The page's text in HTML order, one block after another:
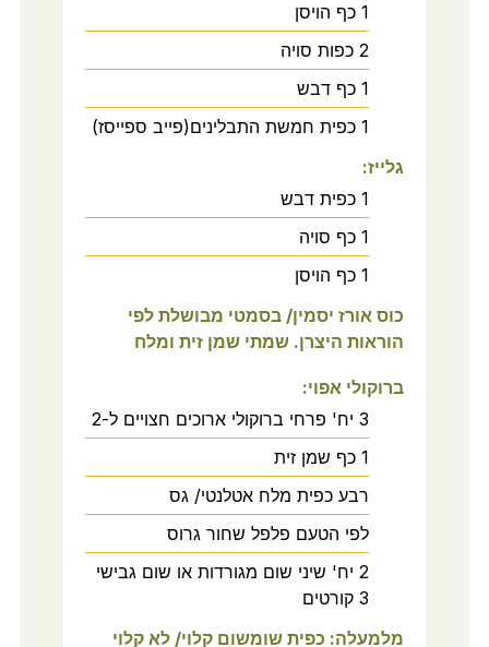
1 כף הויסן
2 כפות סויה
1 כף דבש
1 כפית חמשת התבלינים(פייב ספייסז)
גלייז:
1 כפית דבש
1 כף סויה
1 כף הויסן
כוס אורז יסמין/ בסמטי מבושלת לפי
הוראות היצרן. שמתי שמן זית ומלח
ברוקולי אפוי:
3 יח' פרחי ברוקולי ארוכים חצויים ל-2
1 כף שמן זית
רבע כפית מלח אטלנטי/ גס
לפי הטעם פלפל שחור גרוס
2 יח' שיני שום מגורדות או שום גבישי
3 קורטים
מלמעלה: כפית שומשום קלוי/ לא קלוי